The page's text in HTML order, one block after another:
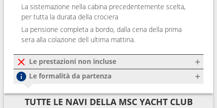
La sistemazione nella cabina precedentemente scelta,
per tutta la durata della crociera
La pensione completa a bordo, dalla cena della prima
sera alla colazione dell ultima mattina.
Le prestazioni non incluse
Le formalità da partenza
TUTTE LE NAVI DELLA MSC YACHT CLUB